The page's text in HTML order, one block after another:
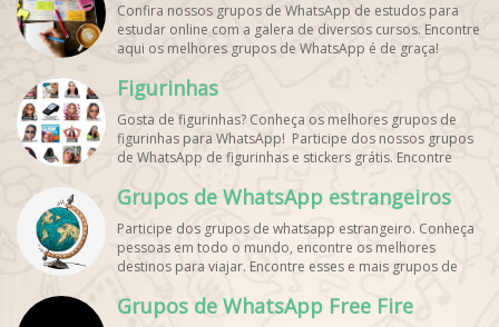
Confira nossos grupos de WhatsApp de estudos para
estudar online com a galera de diversos cursos. Encontre
aqui os melhores grupos de WhatsApp é de graça!
Figurinhas
Gosta de figurinhas? Conheça os melhores grupos de
figurinhas para WhatsApp! Participe dos nossos grupos
de WhatsApp de figurinhas e stickers grátis. Encontre
perfil!
Grupos de WhatsApp estrangeiros
Participe dos grupos de whatsapp estrangeiro. Conheça
pessoas em todo o mundo, encontre os melhores
destinos para viajar. Encontre esses e mais grupos de
Grupos de WhatsApp Free Fire